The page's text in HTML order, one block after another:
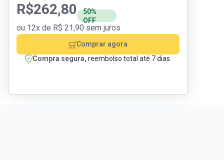
R$262,80
50%
OFF
ou 12x de R$ 21,90 sem juros
Comprar agora
Compra segura, reembolso total até 7 dias.